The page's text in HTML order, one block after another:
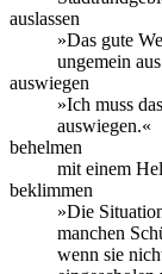
auslassen
»Das gute
ungemein
auswiegen
»Ich muss
auswiegen.«
behelmen
mit einem
beklimmen
»Die
manchen
wenn sie